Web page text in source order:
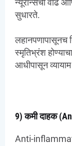
न्यूरॉन्सची वाढ
सुधारते.
लहानपणापासूनच
स्मृतिभ्रंश
आधीपासून
9) कमी दाहक
Anti-